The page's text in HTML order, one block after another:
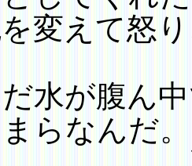
変えて怒
水が腹ん
らなんだ。